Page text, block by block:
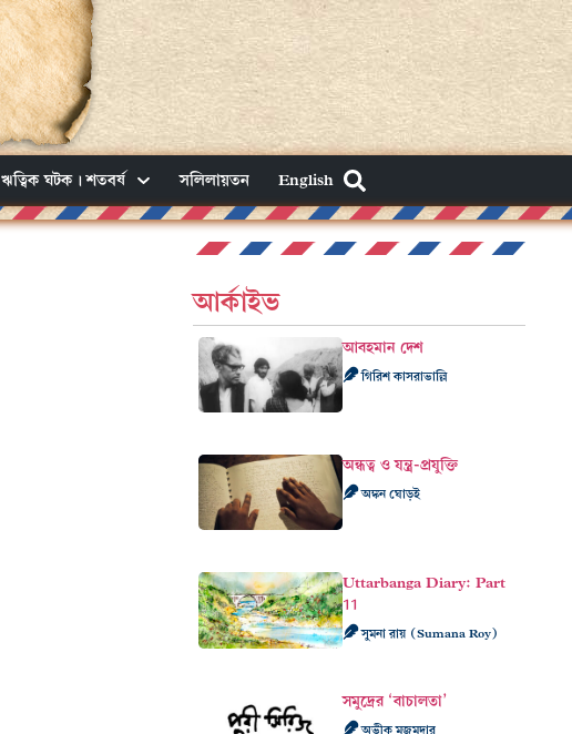
ঋত্বিক ঘটক। শতবর্ষ সলিলায়তন English
আর্কাইভ
আবহমান দেশ
গিরিশ কাসরাভাল্লি
অন্ধত্ব ও যন্ত্র-প্রযুক্তি
অঙ্কন ঘোড়ই
Uttarbanga Diary: Part
11
সুমনা রায় (Sumana Roy)
সমুদ্রের ‘বাচালতা’
অভীক মজুমদার